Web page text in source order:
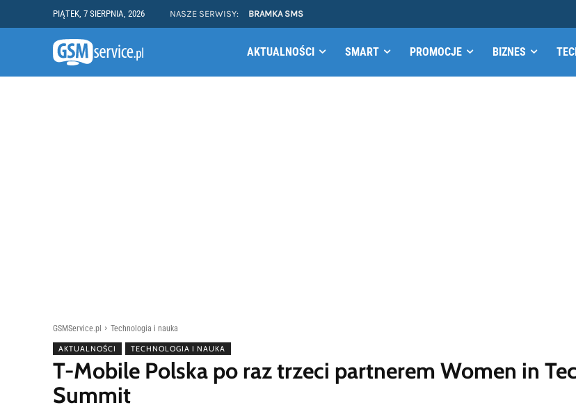
PIĄTEK, 7 SIERPNIA, 2026 NASZE SERWISY: BRAMKA SMS
AKTUALNOŚCI SMART PROMOCJE BIZNES
GSMService.pl Technologia i nauka
AKTUALNOŚCI TECHNOLOGIA I NAUKA
T-Mobile Polska po raz trzeci partnerem Women in
Summit